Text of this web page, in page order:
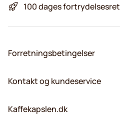
100 dages fortrydelsesret
Forretningsbetingelser
Kontakt og kundeservice
Kaffekapslen.dk